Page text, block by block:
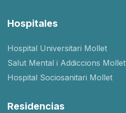
Hospitales
Hospital Universitari Mollet
Salut Mental i Addiccions Mollet
Hospital Sociosanitari Mollet
Residencias